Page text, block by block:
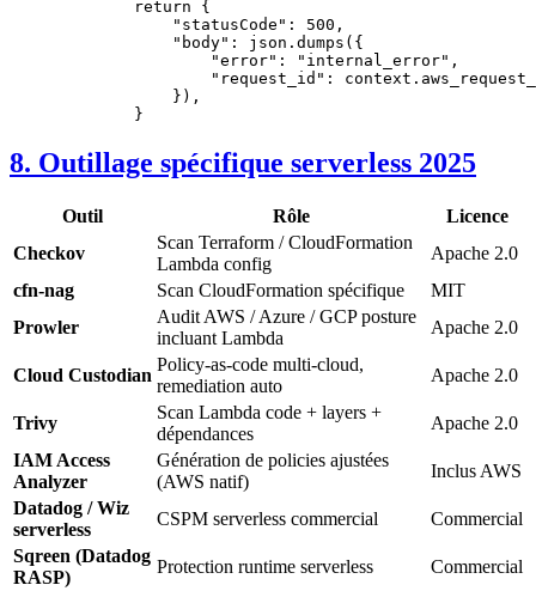
        return
{
            "statusCode"
: 500 ,
            "body"
: json.dumps({
                "error"
: "internal_error" ,
                "request_id"
:
            }),
        }
8. Outillage spécifique serverless 2025
Outil Rôle
Licence
Checkov
Scan Terraform / CloudFormation
Lambda config
Apache 2.0
cfn-nag
Scan CloudFormation spécifique
MIT
Prowler
Audit AWS / Azure / GCP posture
incluant Lambda
Apache 2.0
Cloud Custodian
Policy-as-code multi-cloud,
remediation auto
Apache 2.0
Trivy
Scan Lambda code + layers +
dépendances
Apache 2.0
IAM Access
Analyzer
Génération de policies ajustées
(AWS natif)
Inclus AWS
Datadog / Wiz
serverless
CSPM serverless commercial
Commercial
Sqreen (Datadog
RASP)
Protection runtime serverless Commercial